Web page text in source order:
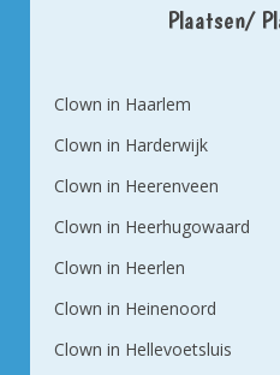
Plaatsen/
Clown in Haarlem
Clown in Harderwijk
Clown in Heerenveen
Clown in Heerhugowaard
Clown in Heerlen
Clown in Heinenoord
Clown in Hellevoetsluis